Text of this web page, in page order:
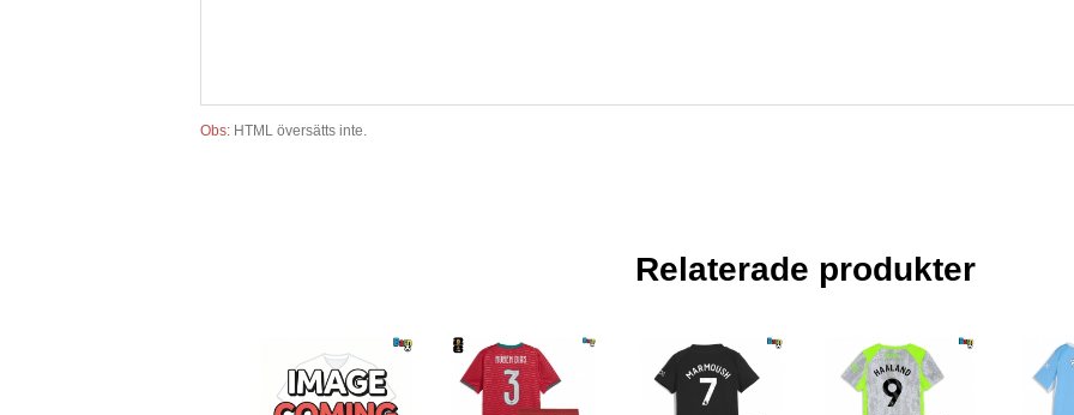
Obs: HTML översätts inte.
Relaterade produkter